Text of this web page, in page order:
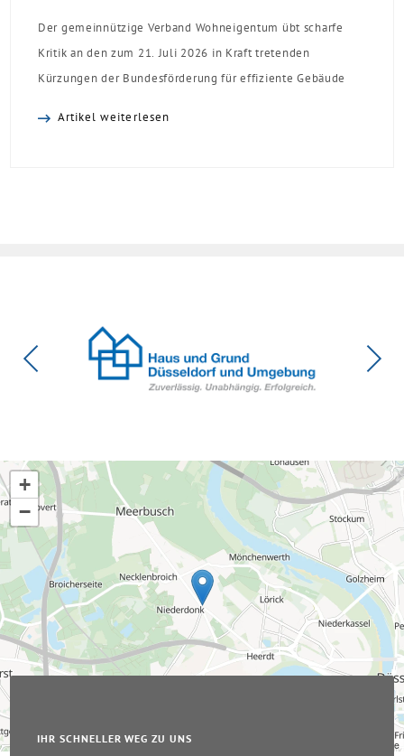
Der gemeinnützige Verband Wohneigentum übt scharfe
Kritik an den zum 21. Juli 2026 in Kraft tretenden
Kürzungen der Bundesförderung für effiziente Gebäude
Artikel weiterlesen
+
−
© OpenStreetMap-Mitwirkende
IHR SCHNELLER WEG ZU UNS